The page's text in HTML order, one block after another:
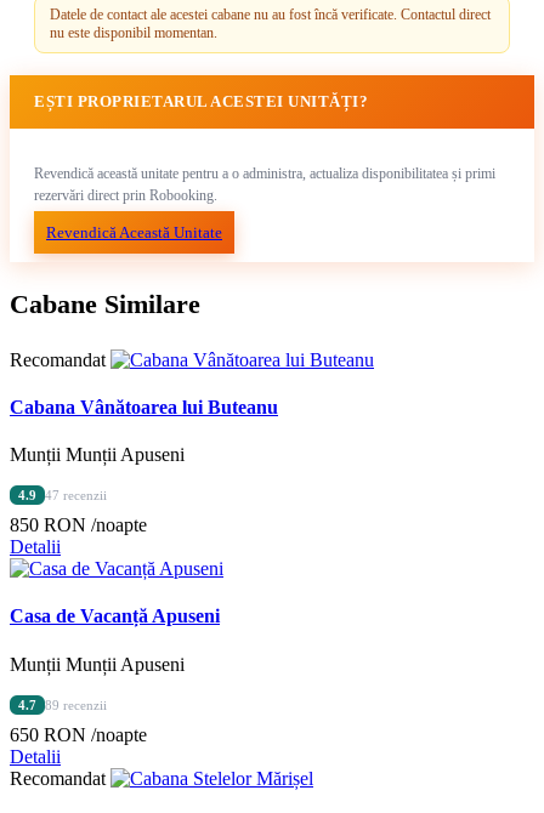
Datele de contact ale acestei cabane nu au fost încă verificate. Contactul direct
nu este disponibil momentan.
EȘTI PROPRIETARUL ACESTEI UNITĂȚI?
Revendică această unitate pentru a o administra, actualiza disponibilitatea și primi
rezervări direct prin Robooking.
Revendică Această Unitate
Cabane Similare
Recomandat
Cabana Vânătoarea lui Buteanu
Munții Munții Apuseni
4.9 47 recenzii
850 RON /noapte
Detalii
Casa de Vacanță Apuseni
Munții Munții Apuseni
4.7 89 recenzii
650 RON /noapte
Detalii
Recomandat